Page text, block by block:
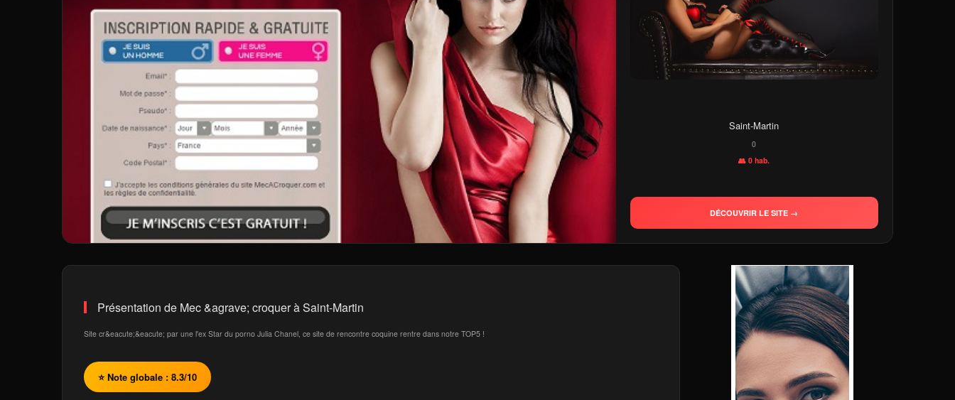
Saint-Martin
0
👥 0 hab.
DÉCOUVRIR LE SITE →
Présentation de Mec &agrave; croquer à Saint-Martin
Site cr&eacute;&eacute; par une l'ex Star du porno Julia Chanel, ce site de rencontre coquine rentre dans notre TOP5 !
⭐ Note globale : 8.3/10